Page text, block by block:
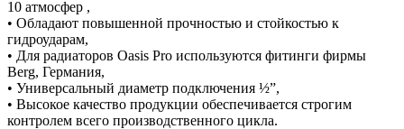
10 атмосфер ,
• Обладают повышенной прочностью и стойкостью к
гидроударам,
• Для радиаторов Oasis Pro используются фитинги фирмы
Berg, Германия,
• Универсальный диаметр подключения ½”,
• Высокое качество продукции обеспечивается строгим
контролем всего производственного цикла.